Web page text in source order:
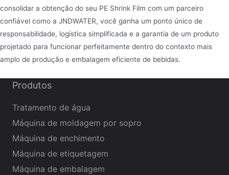
consolidar a obtenção do seu PE Shrink Film com um parceiro
confiável como a JNDWATER, você ganha um ponto único de
responsabilidade, logística simplificada e a garantia de um produto
projetado para funcionar perfeitamente dentro do contexto mais
amplo de produção e embalagem eficiente de bebidas.
Produtos
Tratamento de água
Máquina de moldagem por sopro
Máquina de enchimento
Máquina de etiquetagem
Máquina de embalagem